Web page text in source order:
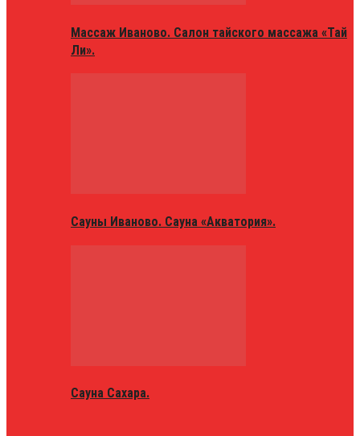
Массаж Иваново. Салон тайского массажа «Тай
Ли».
Сауны Иваново. Сауна «Акватория».
Сауна Сахара.